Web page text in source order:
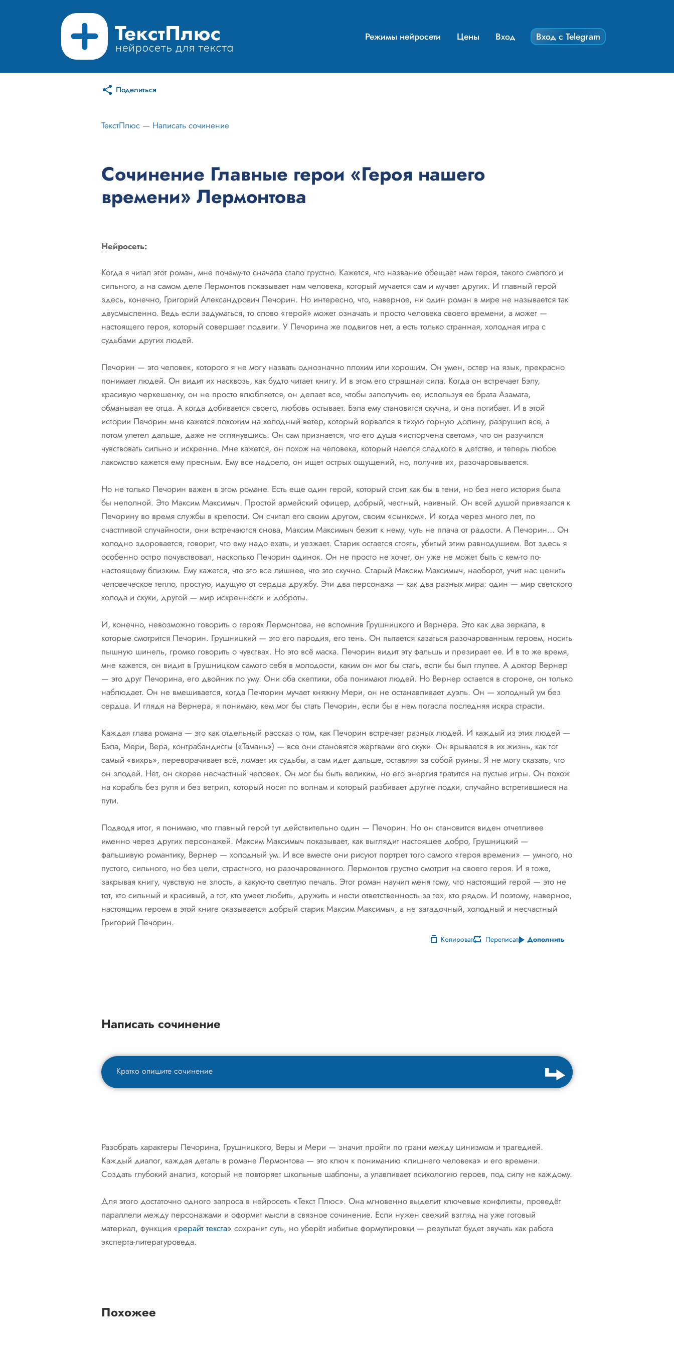
Режимы нейросети Цены Вход Вход с Telegram
Поделиться
ТекстПлюс — Написать сочинение
Сочинение Главные герои «Героя нашего
времени» Лермонтова
Нейросеть:
Когда я читал этот роман, мне почему-то сначала стало грустно. Кажется, что название обещает нам героя, такого смелого и
сильного, а на самом деле Лермонтов показывает нам человека, который мучается сам и мучает других. И главный герой
здесь, конечно, Григорий Александрович Печорин. Но интересно, что, наверное, ни один роман в мире не называется так
двусмысленно. Ведь если задуматься, то слово «герой» может означать и просто человека своего времени, а может —
настоящего героя, который совершает подвиги. У Печорина же подвигов нет, а есть только странная, холодная игра с
судьбами других людей.
Печорин — это человек, которого я не могу назвать однозначно плохим или хорошим. Он умен, остер на язык, прекрасно
понимает людей. Он видит их насквозь, как будто читает книгу. И в этом его страшная сила. Когда он встречает Бэлу,
красивую черкешенку, он не просто влюбляется, он делает все, чтобы заполучить ее, используя ее брата Азамата,
обманывая ее отца. А когда добивается своего, любовь остывает. Бэла ему становится скучна, и она погибает. И в этой
истории Печорин мне кажется похожим на холодный ветер, который ворвался в тихую горную долину, разрушил все, а
потом улетел дальше, даже не оглянувшись. Он сам признается, что его душа «испорчена светом», что он разучился
чувствовать сильно и искренне. Мне кажется, он похож на человека, который наелся сладкого в детстве, и теперь любое
лакомство кажется ему пресным. Ему все надоело, он ищет острых ощущений, но, получив их, разочаровывается.
Но не только Печорин важен в этом романе. Есть еще один герой, который стоит как бы в тени, но без него история была
бы неполной. Это Максим Максимыч. Простой армейский офицер, добрый, честный, наивный. Он всей душой привязался к
Печорину во время службы в крепости. Он считал его своим другом, своим «сынком». И когда через много лет, по
счастливой случайности, они встречаются снова, Максим Максимыч бежит к нему, чуть не плача от радости. А Печорин… Он
холодно здоровается, говорит, что ему надо ехать, и уезжает. Старик остается стоять, убитый этим равнодушием. Вот здесь я
особенно остро почувствовал, насколько Печорин одинок. Он не просто не хочет, он уже не может быть с кем-то по-
настоящему близким. Ему кажется, что это все лишнее, что это скучно. Старый Максим Максимыч, наоборот, учит нас ценить
человеческое тепло, простую, идущую от сердца дружбу. Эти два персонажа — как два разных мира: один — мир светского
холода и скуки, другой — мир искренности и доброты.
И, конечно, невозможно говорить о героях Лермонтова, не вспомнив Грушницкого и Вернера. Это как два зеркала, в
которые смотрится Печорин. Грушницкий — это его пародия, его тень. Он пытается казаться разочарованным героем, носить
пышную шинель, громко говорить о чувствах. Но это всё маска. Печорин видит эту фальшь и презирает ее. И в то же время,
мне кажется, он видит в Грушницком самого себя в молодости, каким он мог бы стать, если бы был глупее. А доктор Вернер
— это друг Печорина, его двойник по уму. Они оба скептики, оба понимают людей. Но Вернер остается в стороне, он только
наблюдает. Он не вмешивается, когда Печторин мучает княжну Мери, он не останавливает дуэль. Он — холодный ум без
сердца. И глядя на Вернера, я понимаю, кем мог бы стать Печорин, если бы в нем погасла последняя искра страсти.
Каждая глава романа — это как отдельный рассказ о том, как Печорин встречает разных людей. И каждый из этих людей —
Бэла, Мери, Вера, контрабандисты («Тамань») — все они становятся жертвами его скуки. Он врывается в их жизнь, как тот
самый «вихрь», переворачивает всё, ломает их судьбы, а сам идет дальше, оставляя за собой руины. Я не могу сказать, что
он злодей. Нет, он скорее несчастный человек. Он мог бы быть великим, но его энергия тратится на пустые игры. Он похож
на корабль без руля и без ветрил, который носит по волнам и который разбивает другие лодки, случайно встретившиеся на
пути.
Подводя итог, я понимаю, что главный герой тут действительно один — Печорин. Но он становится виден отчетливее
именно через других персонажей. Максим Максимыч показывает, как выглядит настоящее добро, Грушницкий —
фальшивую романтику, Вернер — холодный ум. И все вместе они рисуют портрет того самого «героя времени» — умного, но
пустого, сильного, но без цели, страстного, но разочарованного. Лермонтов грустно смотрит на своего героя. И я тоже,
закрывая книгу, чувствую не злость, а какую-то светлую печаль. Этот роман научил меня тому, что настоящий герой — это не
тот, кто сильный и красивый, а тот, кто умеет любить, дружить и нести ответственность за тех, кто рядом. И поэтому, наверное,
настоящим героем в этой книге оказывается добрый старик Максим Максимыч, а не загадочный, холодный и несчастный
Григорий Печорин.
Копировать Переписать Дополнить
Написать сочинение
Разобрать характеры Печорина, Грушницкого, Веры и Мери — значит пройти по грани между цинизмом и трагедией.
Каждый диалог, каждая деталь в романе Лермонтова — это ключ к пониманию «лишнего человека» и его времени.
Создать глубокий анализ, который не повторяет школьные шаблоны, а улавливает психологию героев, под силу не каждому.
Для этого достаточно одного запроса в нейросеть «Текст Плюс». Она мгновенно выделит ключевые конфликты, проведёт
параллели между персонажами и оформит мысли в связное сочинение. Если нужен свежий взгляд на уже готовый
материал, функция «рерайт текста» сохранит суть, но уберёт избитые формулировки — результат будет звучать как работа
эксперта-литературоведа.
Похожее